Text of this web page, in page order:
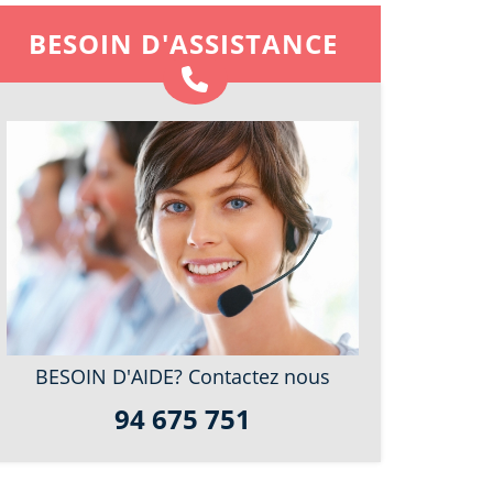
BESOIN D'ASSISTANCE
BESOIN D'AIDE? Contactez nous
94 675 751